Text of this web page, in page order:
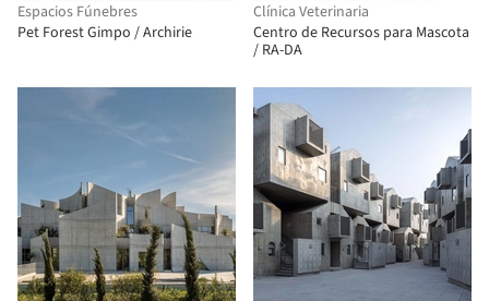
Espacios Fúnebres
Pet Forest Gimpo / Archirie
Clínica Veterinaria
Centro de Recursos para Mascota
/ RA-DA